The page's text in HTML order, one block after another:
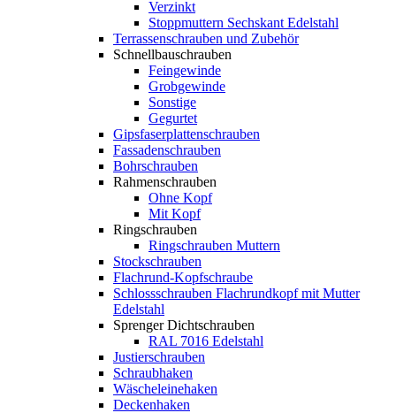
Verzinkt
Stoppmuttern Sechskant Edelstahl
Terrassenschrauben und Zubehör
Schnellbauschrauben
Feingewinde
Grobgewinde
Sonstige
Gegurtet
Gipsfaserplattenschrauben
Fassadenschrauben
Bohrschrauben
Rahmenschrauben
Ohne Kopf
Mit Kopf
Ringschrauben
Ringschrauben Muttern
Stockschrauben
Flachrund-Kopfschraube
Schlossschrauben Flachrundkopf mit Mutter
Edelstahl
Sprenger Dichtschrauben
RAL 7016 Edelstahl
Justierschrauben
Schraubhaken
Wäscheleinehaken
Deckenhaken